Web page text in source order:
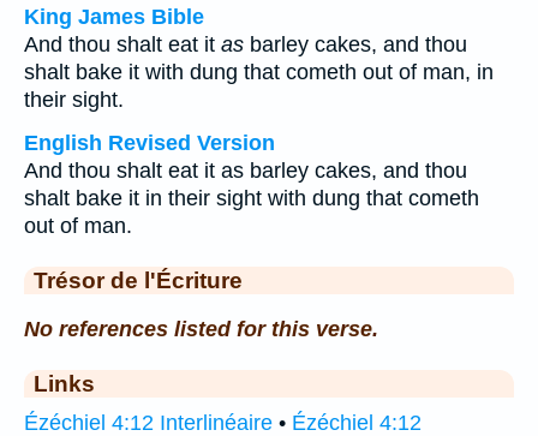
King James Bible
And thou shalt eat it as barley cakes, and thou
shalt bake it with dung that cometh out of man, in
their sight.
English Revised Version
And thou shalt eat it as barley cakes, and thou
shalt bake it in their sight with dung that cometh
out of man.
Trésor de l'Écriture
No references listed for this verse.
Links
Ézéchiel 4:12 Interlinéaire • Ézéchiel 4:12